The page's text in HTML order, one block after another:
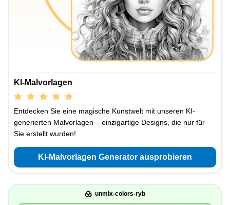
KI-Malvorlagen
Entdecken Sie eine magische Kunstwelt mit unseren KI-
generierten Malvorlagen – einzigartige Designs, die nur für
Sie erstellt wurden!
KI-Malvorlagen Generator ausprobieren
unmix-colors-ryb